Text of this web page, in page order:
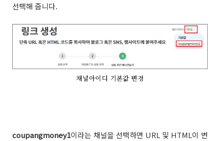
선택해 줍니다.
채널아이디 기본값 변경
coupangmoney1이라는 채널을 선택하면 URL 및 HTML이 변